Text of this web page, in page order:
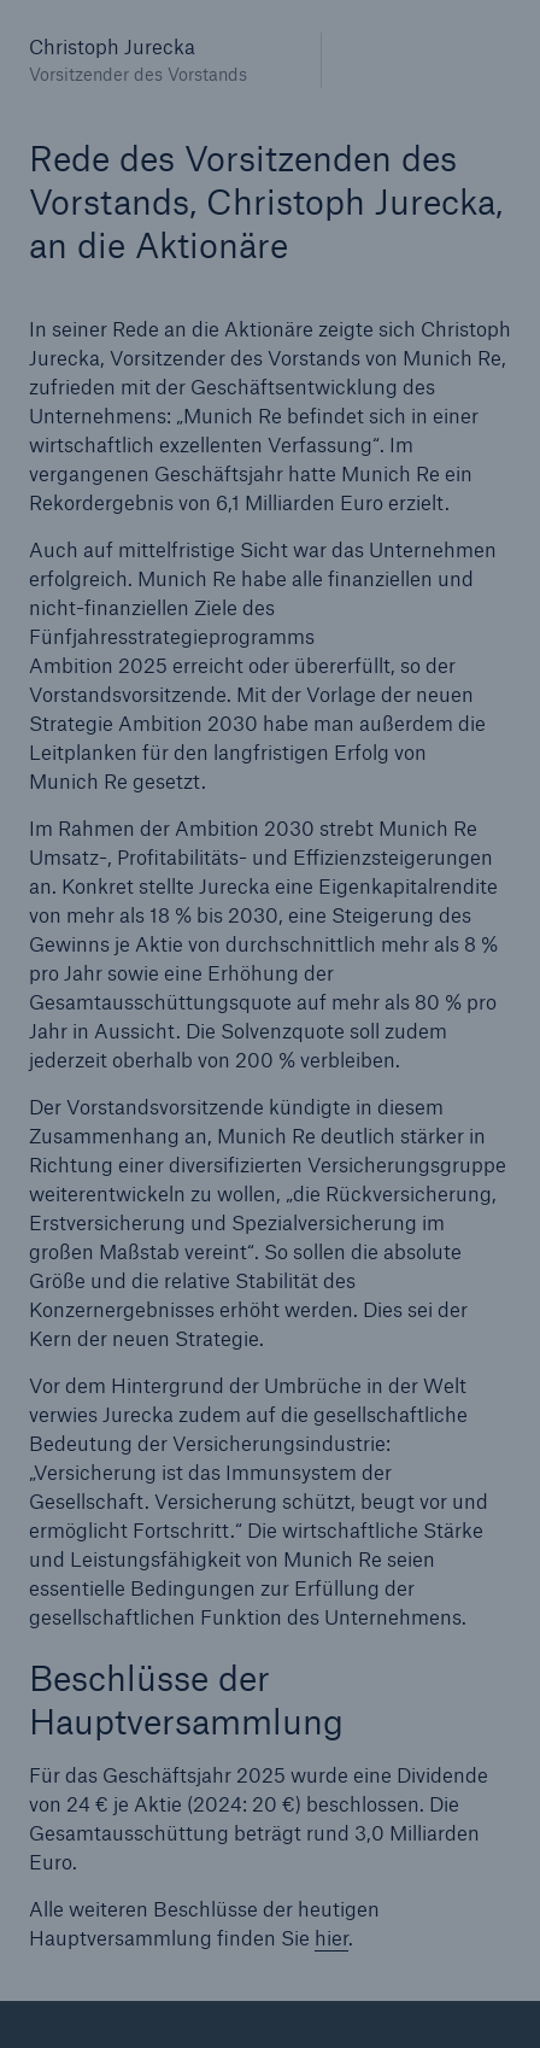
Christoph Jurecka
Vorsitzender des Vorstands
Rede des Vorsitzenden des
Vorstands, Christoph Jurecka,
an die Aktionäre
In seiner Rede an die Aktionäre zeigte sich Christoph
Jurecka, Vorsitzender des Vorstands von Munich Re,
zufrieden mit der Geschäftsentwicklung des
Unternehmens: „Munich Re befindet sich in einer
wirtschaftlich exzellenten Verfassung“. Im
vergangenen Geschäftsjahr hatte Munich Re ein
Rekordergebnis von 6,1 Milliarden Euro erzielt.
Auch auf mittelfristige Sicht war das Unternehmen
erfolgreich. Munich Re habe alle finanziellen und
nicht-finanziellen Ziele des
Fünfjahresstrategieprogramms
Ambition 2025 erreicht oder übererfüllt, so der
Vorstandsvorsitzende. Mit der Vorlage der neuen
Strategie Ambition 2030 habe man außerdem die
Leitplanken für den langfristigen Erfolg von
Munich Re gesetzt.
Im Rahmen der Ambition 2030 strebt Munich Re
Umsatz-, Profitabilitäts- und Effizienzsteigerungen
an. Konkret stellte Jurecka eine Eigenkapitalrendite
von mehr als 18 % bis 2030, eine Steigerung des
Gewinns je Aktie von durchschnittlich mehr als 8 %
pro Jahr sowie eine Erhöhung der
Gesamtausschüttungsquote auf mehr als 80 % pro
Jahr in Aussicht. Die Solvenzquote soll zudem
jederzeit oberhalb von 200 % verbleiben.
Der Vorstandsvorsitzende kündigte in diesem
Zusammenhang an, Munich Re deutlich stärker in
Richtung einer diversifizierten Versicherungsgruppe
weiterentwickeln zu wollen, „die Rückversicherung,
Erstversicherung und Spezialversicherung im
großen Maßstab vereint“. So sollen die absolute
Größe und die relative Stabilität des
Konzernergebnisses erhöht werden. Dies sei der
Kern der neuen Strategie.
Vor dem Hintergrund der Umbrüche in der Welt
verwies Jurecka zudem auf die gesellschaftliche
Bedeutung der Versicherungsindustrie:
„Versicherung ist das Immunsystem der
Gesellschaft. Versicherung schützt, beugt vor und
ermöglicht Fortschritt.“ Die wirtschaftliche Stärke
und Leistungsfähigkeit von Munich Re seien
essentielle Bedingungen zur Erfüllung der
gesellschaftlichen Funktion des Unternehmens.
Beschlüsse der
Hauptversammlung
Für das Geschäftsjahr 2025 wurde eine Dividende
von 24 € je Aktie (2024: 20 €) beschlossen. Die
Gesamtausschüttung beträgt rund 3,0 Milliarden
Euro.
Alle weiteren Beschlüsse der heutigen
Hauptversammlung finden Sie hier.
Sachdeckung durch einen leistungsfähigen
Rückversicherungspartner
Fakten
CLARA reduziert die Wartezeit bis zur
Leistungsentscheidung in der BU-
Versicherung bis zu
50 %
Cyber
Geschätzte globale wirtschaftliche Kosten der
Internetkriminalität
600 bn
US Dollar im Jahr 2018
Rückversicherung Leben/Gesundheit
MIRA Digital Suite